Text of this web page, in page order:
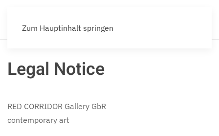
Zum Hauptinhalt springen
Legal Notice
RED CORRIDOR Gallery GbR
contemporary art